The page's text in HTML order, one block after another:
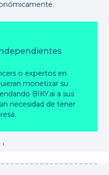
o expertos en
monetizar su
BIKY.ai a sus
necesidad de tener
›